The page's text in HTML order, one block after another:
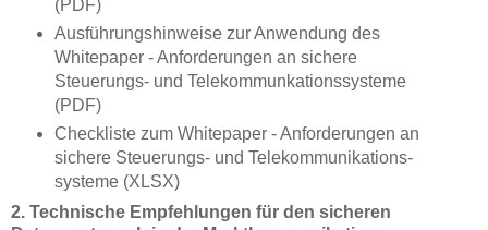
(PDF)
Ausführungshinweise zur Anwendung des
Whitepaper - Anforderungen an sichere
Steuerungs- und Telekommunkationssysteme
(PDF)
Checkliste zum Whitepaper - Anforderungen an
sichere Steuerungs- und Telekommunikations-
systeme (XLSX)
2. Technische Empfehlungen für den sicheren